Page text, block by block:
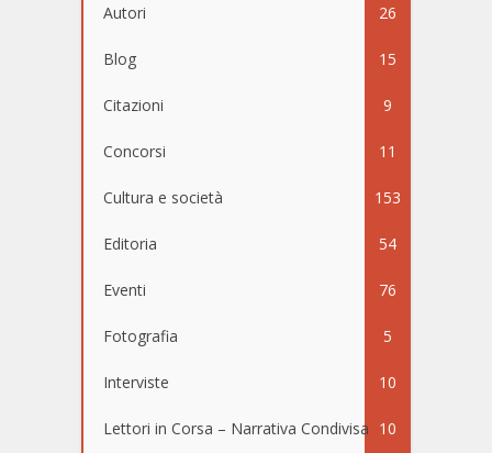
Autori 26
Blog 15
Citazioni 9
Concorsi 11
Cultura e società 153
Editoria 54
Eventi 76
Fotografia 5
Interviste 10
Lettori in Corsa – Narrativa Condivisa 10